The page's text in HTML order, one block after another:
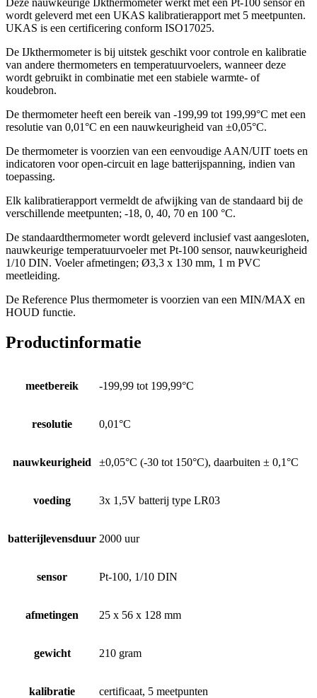
wordt geleverd met een UKAS kalibratierapport met 5 meetpunten.
UKAS is een certificering conform ISO17025.
De IJkthermometer is bij uitstek geschikt voor controle en kalibratie
van andere thermometers en temperatuurvoelers, wanneer deze
wordt gebruikt in combinatie met een stabiele warmte- of
koudebron.
De thermometer heeft een bereik van -199,99 tot 199,99°C met een
resolutie van 0,01°C en een nauwkeurigheid van ±0,05°C.
De thermometer is voorzien van een eenvoudige AAN/UIT toets en
indicatoren voor open-circuit en lage batterijspanning, indien van
toepassing.
Elk kalibratierapport vermeldt de afwijking van de standaard bij de
verschillende meetpunten; -18, 0, 40, 70 en 100 °C.
De standaardthermometer wordt geleverd inclusief vast aangesloten,
nauwkeurige temperatuurvoeler met Pt-100 sensor, nauwkeurigheid
1/10 DIN. Voeler afmetingen; Ø3,3 x 130 mm, 1 m PVC
meetleiding.
De Reference Plus thermometer is voorzien van een MIN/MAX en
HOUD functie.
Productinformatie
meetbereik -199,99 tot 199,99°C
resolutie 0,01°C
nauwkeurigheid ±0,05°C (-30 tot 150°C), daarbuiten ± 0,1°C
voeding 3x 1,5V batterij type LR03
batterijlevensduur 2000 uur
sensor Pt-100, 1/10 DIN
afmetingen 25 x 56 x 128 mm
gewicht 210 gram
kalibratie certificaat, 5 meetpunten